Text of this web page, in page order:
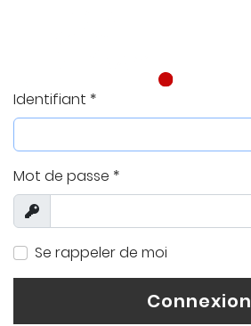
Identifiant *
Mot de passe *
Afficher
Se rappeler de moi
Connexion